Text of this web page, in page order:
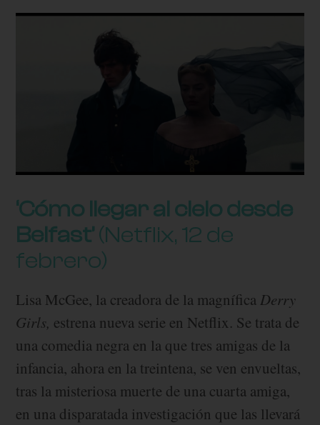
‘Cómo llegar al cielo desde
Belfast’(Netflix, 12 de
febrero)
Lisa McGee, la creadora de la magnífica Derry
Girls, estrena nueva serie en Netflix. Se trata de
una comedia negra en la que tres amigas de la
infancia, ahora en la treintena, se ven envueltas,
tras la misteriosa muerte de una cuarta amiga,
en una disparatada investigación que las llevará